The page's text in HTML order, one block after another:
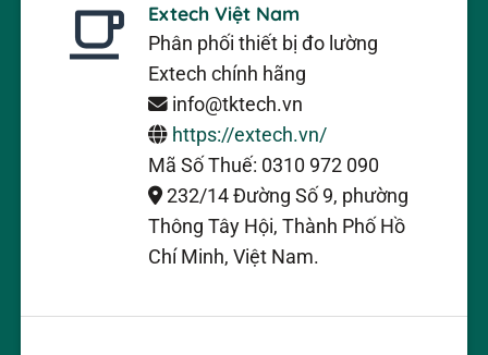
Extech Việt Nam
Phân phối thiết bị đo lường
Extech chính hãng
info@tktech.vn
https://extech.vn/
Mã Số Thuế: 0310 972 090
232/14 Đường Số 9, phường
Thông Tây Hội, Thành Phố Hồ
Chí Minh, Việt Nam.